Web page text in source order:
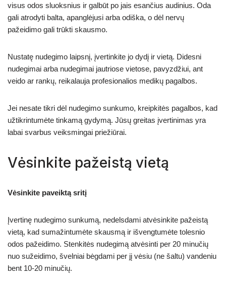
visus odos sluoksnius ir galbūt po jais esančius audinius. Oda
gali atrodyti balta, apanglėjusi arba odiška, o dėl nervų
pažeidimo gali trūkti skausmo.
Nustatę nudegimo laipsnį, įvertinkite jo dydį ir vietą. Didesni
nudegimai arba nudegimai jautriose vietose, pavyzdžiui, ant
veido ar rankų, reikalauja profesionalios medikų pagalbos.
Jei nesate tikri dėl nudegimo sunkumo, kreipkitės pagalbos, kad
užtikrintumėte tinkamą gydymą. Jūsų greitas įvertinimas yra
labai svarbus veiksmingai priežiūrai.
Vėsinkite pažeistą vietą
Vėsinkite paveiktą sritį
Įvertinę nudegimo sunkumą, nedelsdami atvėsinkite pažeistą
vietą, kad sumažintumėte skausmą ir išvengtumėte tolesnio
odos pažeidimo. Stenkitės nudegimą atvėsinti per 20 minučių
nuo sužeidimo, švelniai bėgdami per jį vėsiu (ne šaltu) vandeniu
bent 10-20 minučių.